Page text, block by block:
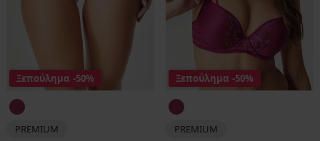
Ξεπούλημα -50%
PREMIUM
Ξεπούλημα -50%
PREMIUM